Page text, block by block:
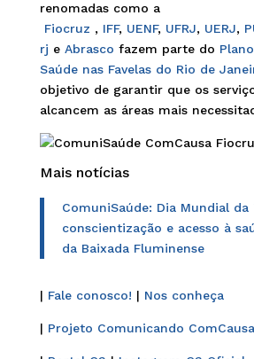
renomadas como a
Fiocruz , IFF, UENF, UFRJ, UERJ,
rj e Abrasco fazem parte do
Saúde nas Favelas do Rio de
objetivo de garantir que os
alcancem as áreas mais
Mais notícias
ComuniSaúde: Dia Mundial da
conscientização e acesso à
da Baixada Fluminense
| Fale conosco! | Nos conheça
| Projeto Comunicando ComCausa